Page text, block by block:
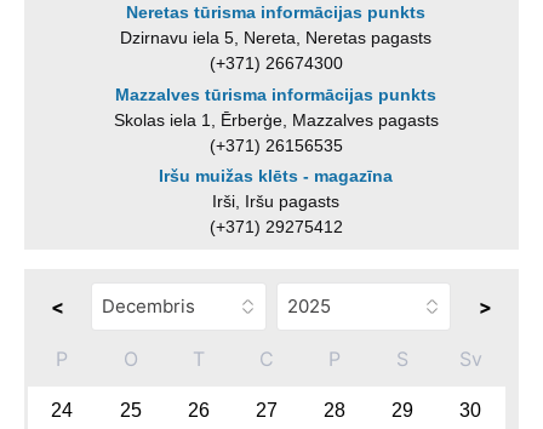
Neretas tūrisma informācijas punkts
Dzirnavu iela 5, Nereta, Neretas pagasts
(+371) 26674300
Mazzalves tūrisma informācijas punkts
Skolas iela 1, Ērberģe, Mazzalves pagasts
(+371) 26156535
Iršu muižas klēts - magazīna
Irši, Iršu pagasts
(+371) 29275412
< >
P O T C P S Sv
24 25 26 27 28 29 30